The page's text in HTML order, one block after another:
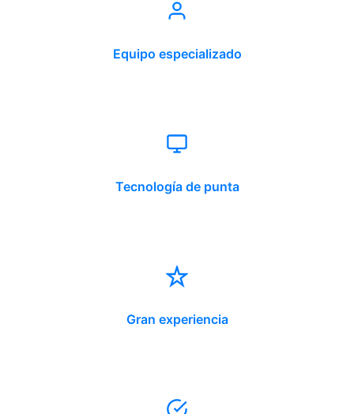
Equipo especializado
Tecnología de punta
Gran experiencia